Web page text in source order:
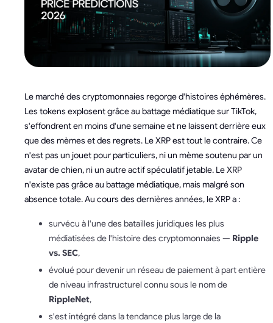
Le marché des cryptomonnaies regorge d'histoires éphémères.
Les tokens explosent grâce au battage médiatique sur TikTok,
s'effondrent en moins d'une semaine et ne laissent derrière eux
que des mèmes et des regrets. Le XRP est tout le contraire. Ce
n'est pas un jouet pour particuliers, ni un mème soutenu par un
avatar de chien, ni un autre actif spéculatif jetable. Le XRP
n'existe pas grâce au battage médiatique, mais malgré son
absence totale. Au cours des dernières années, le XRP a :
survécu à l'une des batailles juridiques les plus
médiatisées de l'histoire des cryptomonnaies — Ripple
vs. SEC,
évolué pour devenir un réseau de paiement à part entière
de niveau infrastructurel connu sous le nom de
RippleNet,
s'est intégré dans la tendance plus large de la